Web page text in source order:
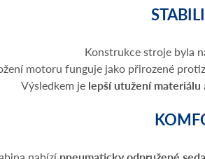
Konstrukce stroje byla
motoru funguje jako přirozené
Výsledkem je lepší utužení materiálu